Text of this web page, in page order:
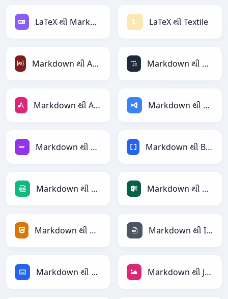
LaTeX થી Markdown LaTeX થી Textile
Markdown થી ActionScript Markdown થી ASCII
Markdown થી AsciiDoc Markdown થી ASP
Markdown થી Avro Markdown થી BBCode
Markdown થી CSV Markdown થી Excel
Markdown થી HTML Markdown થી INI
Markdown થી SQL Markdown થી JPEG